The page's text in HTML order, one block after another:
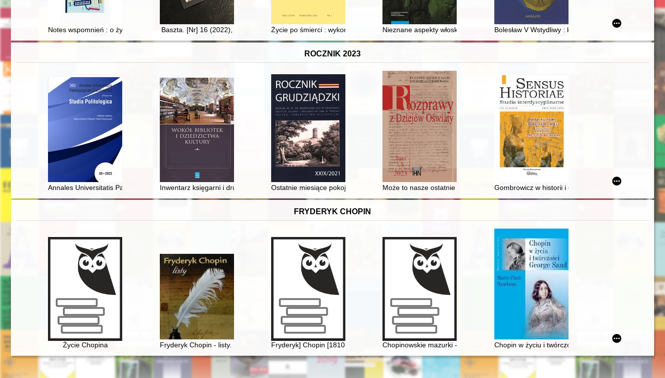
Notes wspomnień : o życiu i ludziach w Mościcach
Baszta. [Nr] 16 (2022), Życie po śmierci : wykonywanie zapisów testamentowych w kulturze prawnej i przestrzeni społecznej mniejszych miast
Nieznane aspekty włoskich wpływów na polski dramat u schyłku oświecenia : rola
Bolesław V Wstydliwy : książę krakowski i
ROCZNIK 2023
Annales Universitatis Paedagogicae Cracoviensis. [T.] 30 (2023)Inwentarz księgarni i drukarni Jakuba Matyaszkiewicza z 1738 roku : przyczynek do dziejów drukarstwa i księgarstwa krakowskiego w pierwszej połowie XVII
Ostatnie miesiące pokoju : sytuacja w Grudziądzu i okolicach w 1939 roku w świetle meldunków komend garnizonów
Może to nasze ostatnie lato..., czyli O pewnym wyjeździe warszawskich sierot
Gombrowicz w historii i o historii : bunt przeciwko
FRYDERYK CHOPIN
Życie Chopina Fryderyk Chopin - listy. Skarbiec spuścizny epistolarnej w zbiorach polskich (wybór)
Fryderyk] Chopin [1810-1849]. Człowiek, dzieło, rezonansChopinowskie mazurki - czyli folklor a pojęcie muzyki narodowej
Chopin w życiu i twórczości George Sand